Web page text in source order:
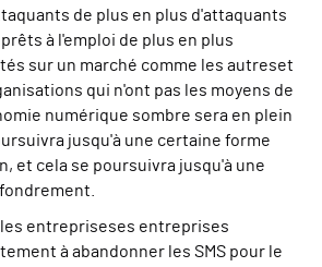
de plus en plus d'attaquants
à l'emploi de plus en plus
sur un marché comme les autreset
qui n'ont pas les moyens de
numérique sombre sera en plein
jusqu'à une certaine forme
et cela se poursuivra jusqu'à une
entrepriseses entreprises
à abandonner les SMS pour le